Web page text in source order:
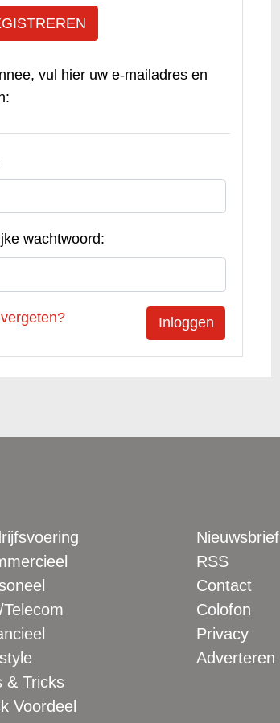
vul hier uw e-mailadres en
wachtwoord:
Telecom
& Tricks
Voordeel
Nieuwsbrief
RSS
Contact
Colofon
Privacy
Adverteren